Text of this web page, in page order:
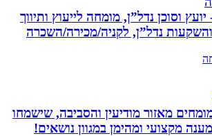
נדל”ן, מומחה לייעוץ ותיווך
נדל”ן, לקניה/מכירה/השכרה
מאזור מודיעין והסביבה, שישמחו
ומהימן במגוון נושאים!